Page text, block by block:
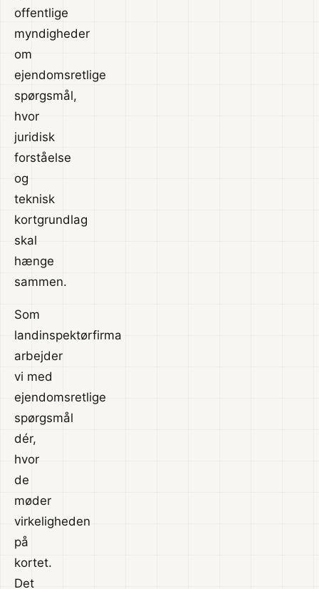
offentlige
myndigheder
om
ejendomsretlige
spørgsmål,
hvor
juridisk
forståelse
og
teknisk
kortgrundlag
skal
hænge
sammen.
Som
landinspektørfirma
arbejder
vi med
ejendomsretlige
spørgsmål
dér,
hvor
de
møder
virkeligheden
på
kortet.
Det